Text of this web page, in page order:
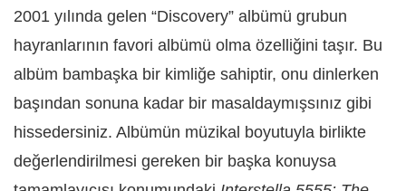
2001 yılında gelen “Discovery” albümü grubun
hayranlarının favori albümü olma özelliğini taşır. Bu
albüm bambaşka bir kimliğe sahiptir, onu dinlerken
başından sonuna kadar bir masaldaymışsınız gibi
hissedersiniz. Albümün müzikal boyutuyla birlikte
değerlendirilmesi gereken bir başka konuysa